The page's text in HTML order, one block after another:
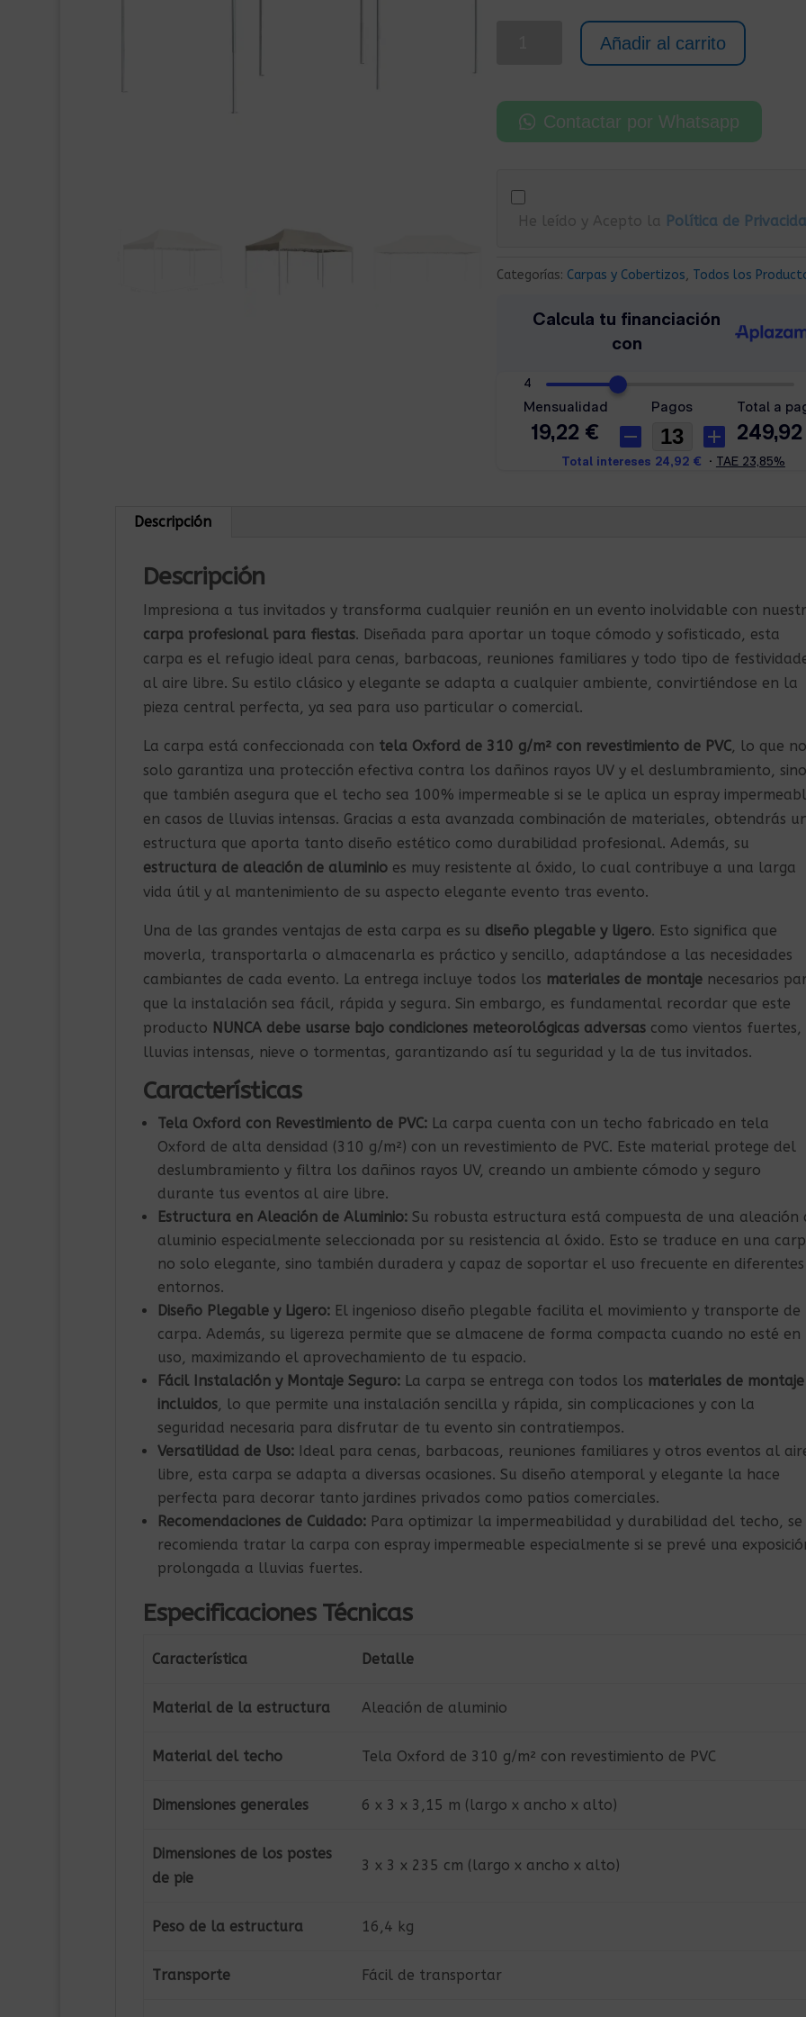
355,00€.225,00€.
Plegable
Diseño
3×6
cantidad
Añadir al carrito
Contactar por Whatsapp
He leído y Acepto la Política de
Categorías: Carpas y Cobertizos, Todos los
Descripción
Descripción
Impresiona a tus invitados y transforma cualquier reunión en un evento inolvidable con
carpa profesional para fiestas. Diseñada para aportar un toque cómodo y sofisticado, esta
carpa es el refugio ideal para cenas, barbacoas, reuniones familiares y todo tipo de
al aire libre. Su estilo clásico y elegante se adapta a cualquier ambiente, convirtiéndose en la
pieza central perfecta, ya sea para uso particular o comercial.
La carpa está confeccionada con tela Oxford de 310 g/m² con revestimiento de PVC, lo que no
solo garantiza una protección efectiva contra los dañinos rayos UV y el deslumbramiento, sino
que también asegura que el techo sea 100% impermeable si se le aplica un espray
en casos de lluvias intensas. Gracias a esta avanzada combinación de materiales, obtendrás
estructura que aporta tanto diseño estético como durabilidad profesional. Además, su
estructura de aleación de aluminioes muy resistente al óxido, lo cual contribuye a una larga
vida útil y al mantenimiento de su aspecto elegante evento tras evento.
Una de las grandes ventajas de esta carpa es su diseño plegable y ligero. Esto significa que
moverla, transportarla o almacenarla es práctico y sencillo, adaptándose a las necesidades
cambiantes de cada evento. La entrega incluye todos los materiales de montajenecesarios
que la instalación sea fácil, rápida y segura. Sin embargo, es fundamental recordar que este
producto NUNCA debe usarse bajo condiciones meteorológicas adversascomo vientos fuertes,
lluvias intensas, nieve o tormentas, garantizando así tu seguridad y la de tus invitados.
Características
Tela Oxford con Revestimiento de PVC:La carpa cuenta con un techo fabricado en tela
Oxford de alta densidad (310 g/m²) con un revestimiento de PVC. Este material protege del
deslumbramiento y filtra los dañinos rayos UV, creando un ambiente cómodo y seguro
durante tus eventos al aire libre.
Estructura en Aleación de Aluminio:Su robusta estructura está compuesta de una aleación
aluminio especialmente seleccionada por su resistencia al óxido. Esto se traduce en una
no solo elegante, sino también duradera y capaz de soportar el uso frecuente en diferentes
entornos.
Diseño Plegable y Ligero:El ingenioso diseño plegable facilita el movimiento y transporte de
carpa. Además, su ligereza permite que se almacene de forma compacta cuando no esté en
uso, maximizando el aprovechamiento de tu espacio.
Fácil Instalación y Montaje Seguro:La carpa se entrega con todos los materiales de montaje
incluidos, lo que permite una instalación sencilla y rápida, sin complicaciones y con la
seguridad necesaria para disfrutar de tu evento sin contratiempos.
Versatilidad de Uso:Ideal para cenas, barbacoas, reuniones familiares y otros eventos al
libre, esta carpa se adapta a diversas ocasiones. Su diseño atemporal y elegante la hace
perfecta para decorar tanto jardines privados como patios comerciales.
Recomendaciones de Cuidado:Para optimizar la impermeabilidad y durabilidad del techo, se
recomienda tratar la carpa con espray impermeable especialmente si se prevé una
prolongada a lluvias fuertes.
Especificaciones Técnicas
Característica Detalle
Material de la estructura Aleación de aluminio
Material del techo Tela Oxford de 310 g/m² con revestimiento de PVC
Dimensiones generales 6 x 3 x 3,15 m (largo x ancho x alto)
Dimensiones de los postes
de pie
3 x 3 x 235 cm (largo x ancho x alto)
Peso de la estructura 16,4 kg
Transporte Fácil de transportar